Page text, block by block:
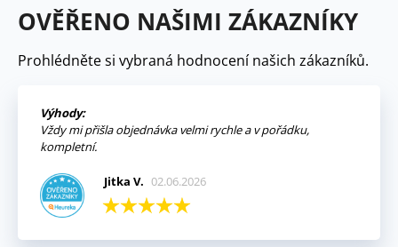
OVĚŘENO NAŠIMI ZÁKAZNÍKY
Prohlédněte si vybraná hodnocení našich zákazníků.
Výhody:
Vždy mi přišla objednávka velmi rychle a v pořádku,
kompletní.
Jitka V. 02.06.2026